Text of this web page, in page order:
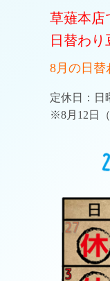
草薙本店
日替わり
8月の日替
定休日：日
※8月12日